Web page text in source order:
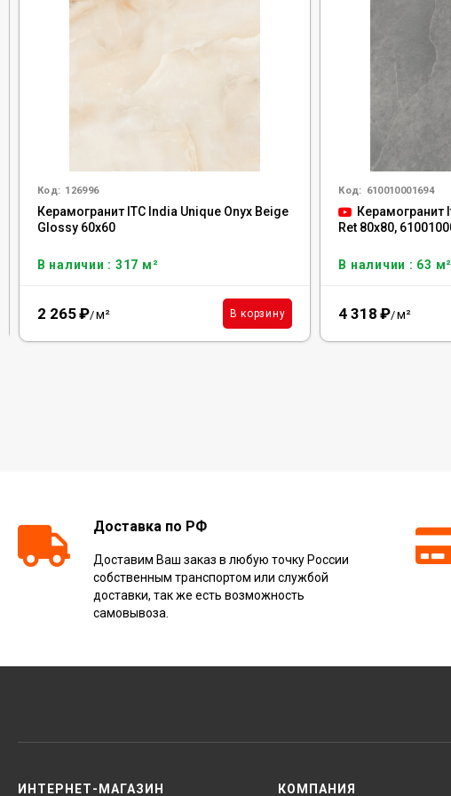
Код: 126996
Керамогранит ITC India Unique Onyx Beige
Glossy 60x60
В наличии : 317 м²
2 265₽/м² В корзину
Код: 610010001694
Керамогранит
Ret 80x80,
В наличии : 63 м²
4 318 ₽/м²
Доставка по РФ
Доставим Ваш заказ в любую точку России
собственным транспортом или службой
доставки, так же есть возможность
самовывоза.
ИНТЕРНЕТ-МАГАЗИН КОМПАНИЯ